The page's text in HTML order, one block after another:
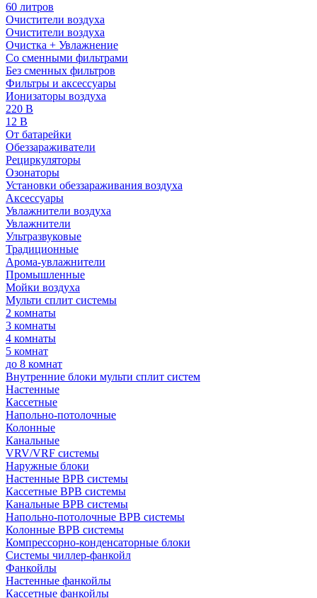
60 литров
Очистители воздуха
Очистители воздуха
Очистка + Увлажнение
Cо сменными фильтрами
Без сменных фильтров
Фильтры и аксессуары
Ионизаторы воздуха
220 В
12 В
От батарейки
Обеззараживатели
Рециркуляторы
Озонаторы
Установки обеззараживания воздуха
Аксессуары
Увлажнители воздуха
Увлажнители
Ультразвуковые
Традиционные
Арома-увлажнители
Промышленные
Мойки воздуха
Мульти сплит системы
2 комнаты
3 комнаты
4 комнаты
5 комнат
до 8 комнат
Внутренние блоки мульти сплит систем
Настенные
Кассетные
Напольно-потолочные
Колонные
Канальные
VRV/VRF системы
Наружные блоки
Настенные ВРВ системы
Кассетные ВРВ системы
Канальные ВРВ системы
Напольно-потолочные ВРВ системы
Колонные ВРВ системы
Компрессорно-конденсаторные блоки
Системы чиллер-фанкойл
Фанкойлы
Настенные фанкойлы
Кассетные фанкойлы